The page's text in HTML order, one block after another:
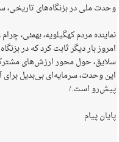
وحدت ملی در بزنگاه‌های تاریخی،
نماینده مردم کهگیلویه، بهمئی،
امروز بار دیگر ثابت کرد که در
سلایق، حول محور ارزش‌های
این وحدت، سرمایه‌ای بی‌بدیل برای
پیش‌رو است./
پایان پیام